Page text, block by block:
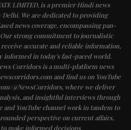
LIMITED, is a premier Hindi news
Delhi. We are dedicated to providing
news coverage, encompassing pan-
Our strong commitment to journalistic
accurate and reliable information,
informed in today's fast-paced world.
Corridors is a multi-platform news
and find us on YouTube
@NewsCorridors, where we deliver
and insightful interviews through
and YouTube channel work in tandem to
perspective on current affairs,
make informed decisions.